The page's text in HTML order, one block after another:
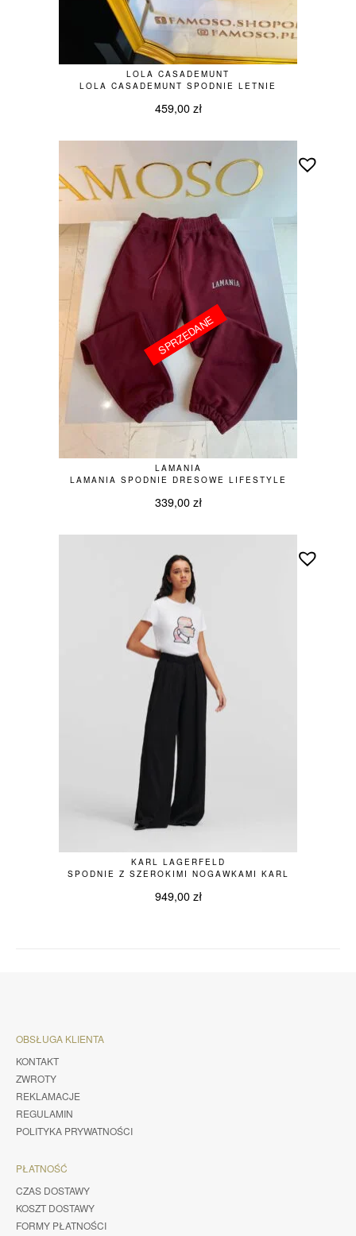
LOLA CASADEMUNT
LOLA CASADEMUNT SPODNIE LETNIE
459,00 zł
SPRZEDANE
LAMANIA
LAMANIA SPODNIE DRESOWE LIFESTYLE
339,00 zł
SPRZEDANE
KARL LAGERFELD
SPODNIE Z SZEROKIMI NOGAWKAMI KARL
949,00 zł
OBSŁUGA KLIENTA
KONTAKT
ZWROTY
REKLAMACJE
REGULAMIN
POLITYKA PRYWATNOŚCI
PŁATNOŚĆ
CZAS DOSTAWY
KOSZT DOSTAWY
FORMY PŁATNOŚCI